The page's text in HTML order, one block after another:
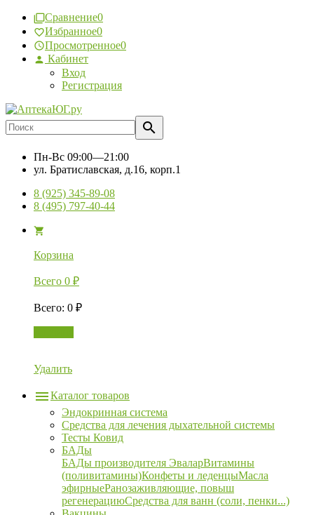
Сравнение0
Избранное0
Просмотренное0
Кабинет
Вход
Регистрация
Пн-Вс 09:00—21:00
ул. Братиславская, д.16, корп.1
8 (925) 345-89-08
8 (495) 797-40-44
Корзина
Всего 0 ₽
Всего: 0 ₽
Удалить
Каталог товаров
Эндокринная система
Средства для лечения дыхательной системы
Тесты Ковид
БАДы
БАДы производителя ЭваларВитамины
(поливитамины)Конфеты и леденцыМасла
эфирныеРанозаживляющие, повыш
регенерациюСредства для ванн (соли, пенки...)